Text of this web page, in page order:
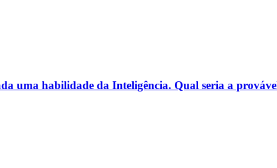
uma habilidade da Inteligência. Qual seria a